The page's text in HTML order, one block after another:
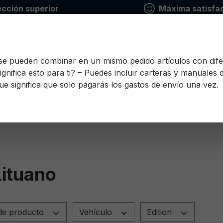
superior Máxima
Finlandés Francés Griego Italiano
producto Vehículo Edition
pueden combinar en un mismo pedido artículos con
esto para ti? – Puedes incluir carteras y manuales
significa que solo pagarás los gastos de envío una vez.